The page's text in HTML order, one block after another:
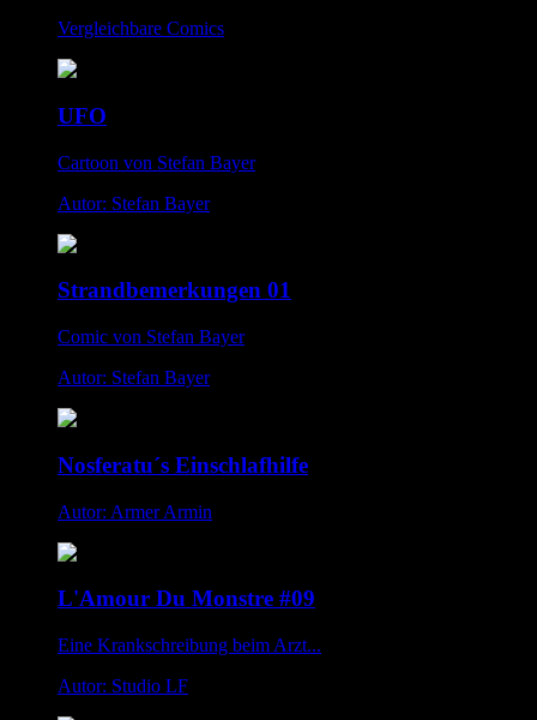
Vergleichbare Comics
UFO
Cartoon von Stefan Bayer
Autor: Stefan Bayer
Strandbemerkungen 01
Comic von Stefan Bayer
Autor: Stefan Bayer
Nosferatu´s Einschlafhilfe
Autor: Armer Armin
L'Amour Du Monstre #09
Eine Krankschreibung beim Arzt...
Autor: Studio LF